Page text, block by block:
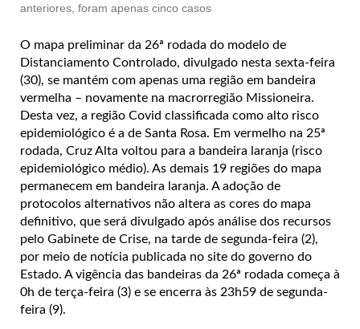
anteriores, foram apenas cinco casos
O mapa preliminar da 26ª rodada do modelo de
Distanciamento Controlado, divulgado nesta sexta-feira
(30), se mantém com apenas uma região em bandeira
vermelha – novamente na macrorregião Missioneira.
Desta vez, a região Covid classificada como alto risco
epidemiológico é a de Santa Rosa. Em vermelho na 25ª
rodada, Cruz Alta voltou para a bandeira laranja (risco
epidemiológico médio). As demais 19 regiões do mapa
permanecem em bandeira laranja. A adoção de
protocolos alternativos não altera as cores do mapa
definitivo, que será divulgado após análise dos recursos
pelo Gabinete de Crise, na tarde de segunda-feira (2),
por meio de notícia publicada no site do governo do
Estado. A vigência das bandeiras da 26ª rodada começa à
0h de terça-feira (3) e se encerra às 23h59 de segunda-
feira (9).